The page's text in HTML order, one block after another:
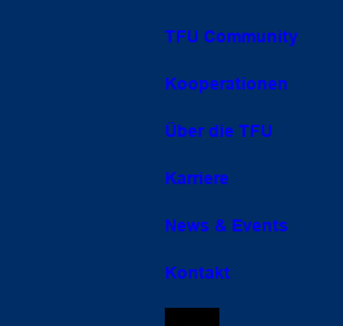
TFU Community
Kooperationen
Über die TFU
Karriere
News & Events
Kontakt